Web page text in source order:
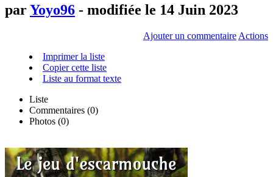
parYoyo96 - modifiée le 14 Juin 2023
Ajouter un commentaire Actions
Imprimer la liste
Copier cette liste
Liste au format texte
Liste
Commentaires (0)
Photos (0)